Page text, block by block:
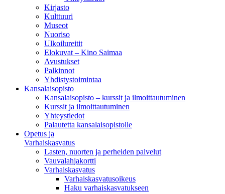
Kirjasto
Kulttuuri
Museot
Nuoriso
Ulkoilureitit
Elokuvat – Kino Saimaa
Avustukset
Palkinnot
Yhdistystoimintaa
Kansalaisopisto
Kansalaisopisto – kurssit ja ilmoittautuminen
Kurssit ja ilmoittautuminen
Yhteystiedot
Palautetta kansalaisopistolle
Opetus ja
Varhaiskasvatus
Lasten, nuorten ja perheiden palvelut
Vauvalahjakortti
Varhaiskasvatus
Varhaiskasvatusoikeus
Haku varhaiskasvatukseen